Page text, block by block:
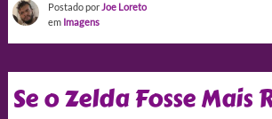
Postado por Joe Loreto
em Imagens
Se o Zelda Fosse Mais